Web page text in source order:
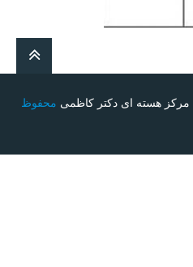
مرکز هسته ای دکتر کاظمی محفوظ